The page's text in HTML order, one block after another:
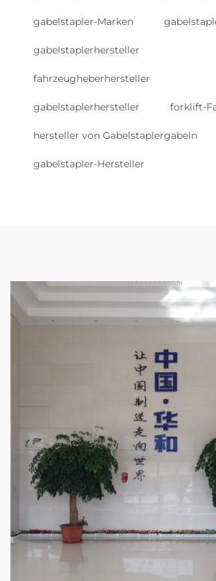
gabelstapler-Marken
gabelstaplerhersteller
fahrzeugheberhersteller
gabelstaplerhersteller forklift-
hersteller von Gabelstaplergabeln
gabelstapler-Hersteller